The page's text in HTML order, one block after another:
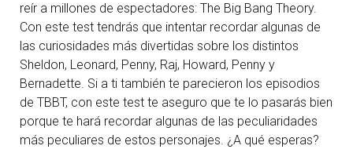
reír a millones de espectadores: The Big Bang Theory.
Con este test tendrás que intentar recordar algunas de
las curiosidades más divertidas sobre los distintos
Sheldon, Leonard, Penny, Raj, Howard, Penny y
Bernadette. Si a ti también te parecieron los episodios
de TBBT, con este test te aseguro que te lo pasarás bien
porque te hará recordar algunas de las peculiaridades
más peculiares de estos personajes. ¿A qué esperas?